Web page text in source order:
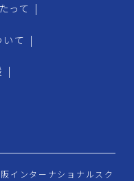
って |
て |
|
インターナショナルスク